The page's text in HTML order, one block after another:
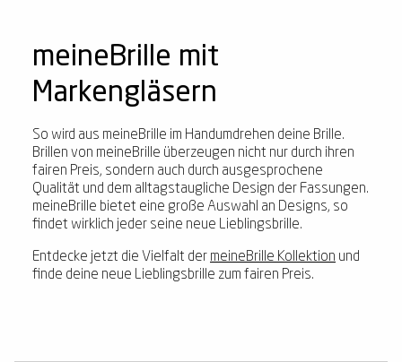
meineBrille mit
Markengläsern
So wird aus meineBrille im Handumdrehen deine Brille.
Brillen von meineBrille überzeugen nicht nur durch ihren
fairen Preis, sondern auch durch ausgesprochene
Qualität und dem alltagstaugliche Design der Fassungen.
meineBrille bietet eine große Auswahl an Designs, so
findet wirklich jeder seine neue Lieblingsbrille.
Entdecke jetzt die Vielfalt der meineBrille Kollektion und
finde deine neue Lieblingsbrille zum fairen Preis.